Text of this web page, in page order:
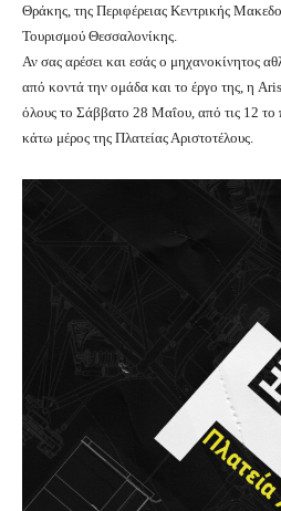
Θράκης, της Περιφέρειας Κεντρικής
Τουρισμού Θεσσαλονίκης.
Αν σας αρέσει και εσάς ο μηχανοκίνητος
από κοντά την ομάδα και το έργο της, η
όλους το Σάββατο 28 Μαΐου, από τις 12 το
κάτω μέρος της Πλατείας Αριστοτέλους.